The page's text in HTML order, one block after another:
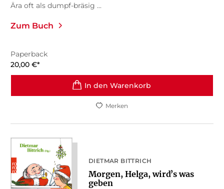
Ära oft als dumpf-bräsig ...
Zum Buch
Paperback
20,00 €*
In den Warenkorb
Merken
DIETMAR BITTRICH
Morgen, Helga, wirdʼs was
geben